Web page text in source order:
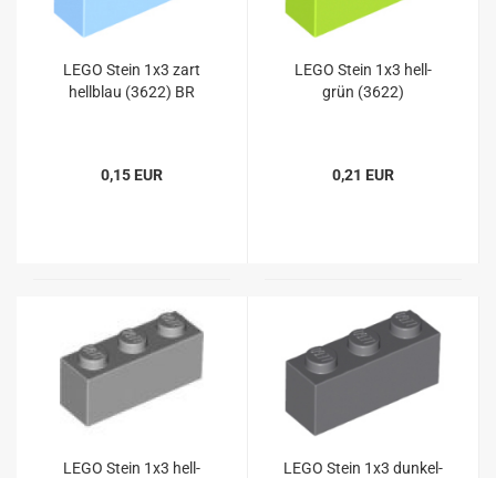
LEGO Stein 1x3 zart
hellblau (3622) BR
0,15 EUR
LEGO Stein 1x3 hell-
grün (3622)
0,21 EUR
LEGO Stein 1x3 hell-
LEGO Stein 1x3 dunkel-